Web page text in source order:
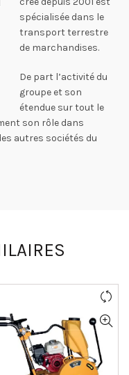
spécialisée dans le
transport terrestre
de marchandises.
De part l’activité du
groupe et son
étendue sur tout le
son rôle dans
autres sociétés du